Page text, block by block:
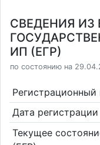
СВЕДЕНИЯ ИЗ
ИП (ЕГР)
по состоянию на
Регистрационный
Дата регистрации
Текущее